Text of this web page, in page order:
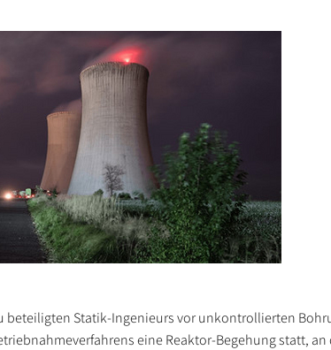
beteiligten Statik-Ingenieurs vor unkontrollierten
eine Reaktor-Begehung statt, an